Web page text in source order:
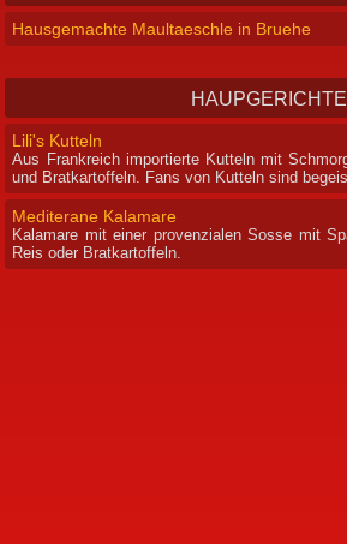
Hausgemachte Maultaeschle in Bruehe
HAUPGERICHTE
Lili's Kutteln
Aus Frankreich importierte Kutteln mit
und Bratkartoffeln. Fans von Kutteln sind
Mediterane Kalamare
Kalamare mit einer provenzialen Sosse mit
Reis oder Bratkartoffeln.